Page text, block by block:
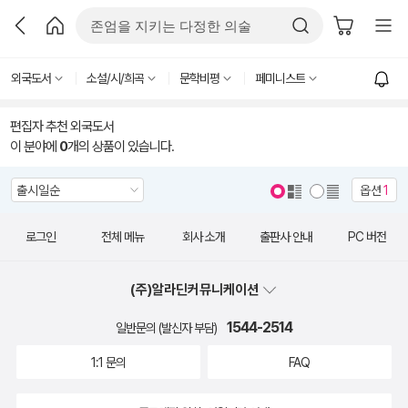
외국도서 소설/시/희곡 문학비평 페미니스트
편집자 추천 외국도서
이 분야에 0개의 상품이 있습니다.
옵션1
로그인 전체 메뉴 회사 소개 출판사 안내 PC 버전
(주)알라딘커뮤니케이션
일반문의 (발신자 부담) 1544-2514
1:1 문의 FAQ